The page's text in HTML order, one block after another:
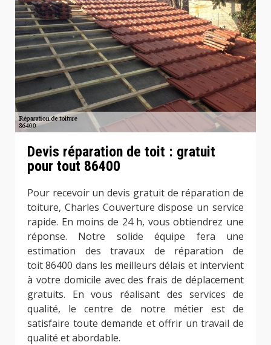
Devis réparation de toit : gratuit
pour tout 86400
Pour recevoir un devis gratuit de réparation de
toiture, Charles Couverture dispose un service
rapide. En moins de 24 h, vous obtiendrez une
réponse. Notre solide équipe fera une
estimation des travaux de réparation de
toit 86400 dans les meilleurs délais et intervient
à votre domicile avec des frais de déplacement
gratuits. En vous réalisant des services de
qualité, le centre de notre métier est de
satisfaire toute demande et offrir un travail de
qualité et abordable.